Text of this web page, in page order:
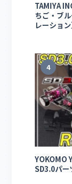
TAMIYA
ちご・ブ
レーション
4
YOKOMO
SD3.0パー